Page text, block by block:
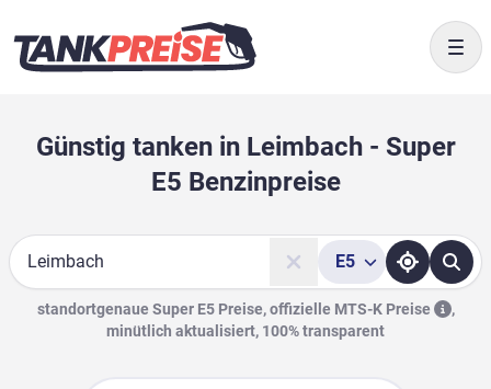
Günstig tanken in Leimbach - Super
E5 Benzinpreise
Suche
E5
standortgenaue Super E5 Preise, offizielle MTS-K Preise
,
minütlich aktualisiert, 100% transparent